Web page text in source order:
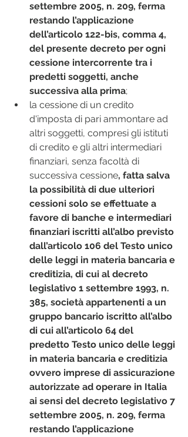
settembre 2005, n. 209, ferma
restando l’applicazione
dell’articolo 122-bis, comma 4,
del presente decreto per ogni
cessione intercorrente tra i
predetti soggetti, anche
successiva alla prima;
la cessione di un credito
d'imposta di pari ammontare ad
altri soggetti, compresi gli istituti
di credito e gli altri intermediari
finanziari, senza facoltà di
successiva cessione, fatta salva
la possibilità di due ulteriori
cessioni solo se effettuate a
favore di banche e intermediari
finanziari iscritti all’albo previsto
dall’articolo 106 del Testo unico
delle leggi in materia bancaria e
creditizia, di cui al decreto
legislativo 1 settembre 1993, n.
385, società appartenenti a un
gruppo bancario iscritto all’albo
di cui all’articolo 64 del
predetto Testo unico delle leggi
in materia bancaria e creditizia
ovvero imprese di assicurazione
autorizzate ad operare in Italia
ai sensi del decreto legislativo 7
settembre 2005, n. 209, ferma
restando l’applicazione